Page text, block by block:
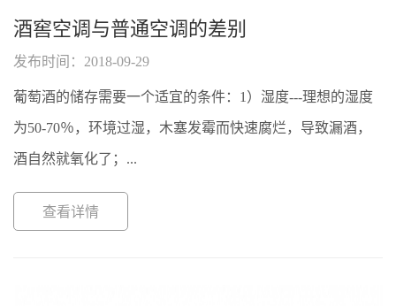
酒窖空调与普通空调的差别
发布时间：2018-09-29
葡萄酒的储存需要一个适宜的条件：1）湿度---理想的湿度
为50-70％，环境过湿，木塞发霉而快速腐烂，导致漏酒，
酒自然就氧化了；...
查看详情